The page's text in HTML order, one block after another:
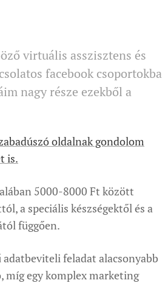
virtuális asszisztens és
facebook csoportokba
nagy része ezekből a
oldalnak gondolom
is.
5000-8000 Ft között
a speciális készségektől és a
függően.
adatbeviteli feladat alacsonyabb
míg egy komplex marketing